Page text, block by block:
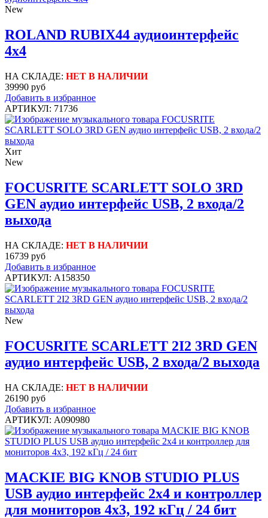
New
ROLAND RUBIX44 аудиоинтерфейс
4х4
НА СКЛАДЕ: НЕТ В НАЛИЧИИ
39990 руб
Добавить в избранное
АРТИКУЛ: 71736
Хит
New
FOCUSRITE SCARLETT SOLO 3RD
GEN аудио интерфейс USB, 2 входа/2
выхода
НА СКЛАДЕ: НЕТ В НАЛИЧИИ
16739 руб
Добавить в избранное
АРТИКУЛ: A158350
New
FOCUSRITE SCARLETT 2I2 3RD GEN
аудио интерфейс USB, 2 входа/2 выхода
НА СКЛАДЕ: НЕТ В НАЛИЧИИ
26190 руб
Добавить в избранное
АРТИКУЛ: A090980
MACKIE BIG KNOB STUDIO PLUS
USB аудио интерфейс 2x4 и контроллер
для мониторов 4x3, 192 кГц / 24 бит